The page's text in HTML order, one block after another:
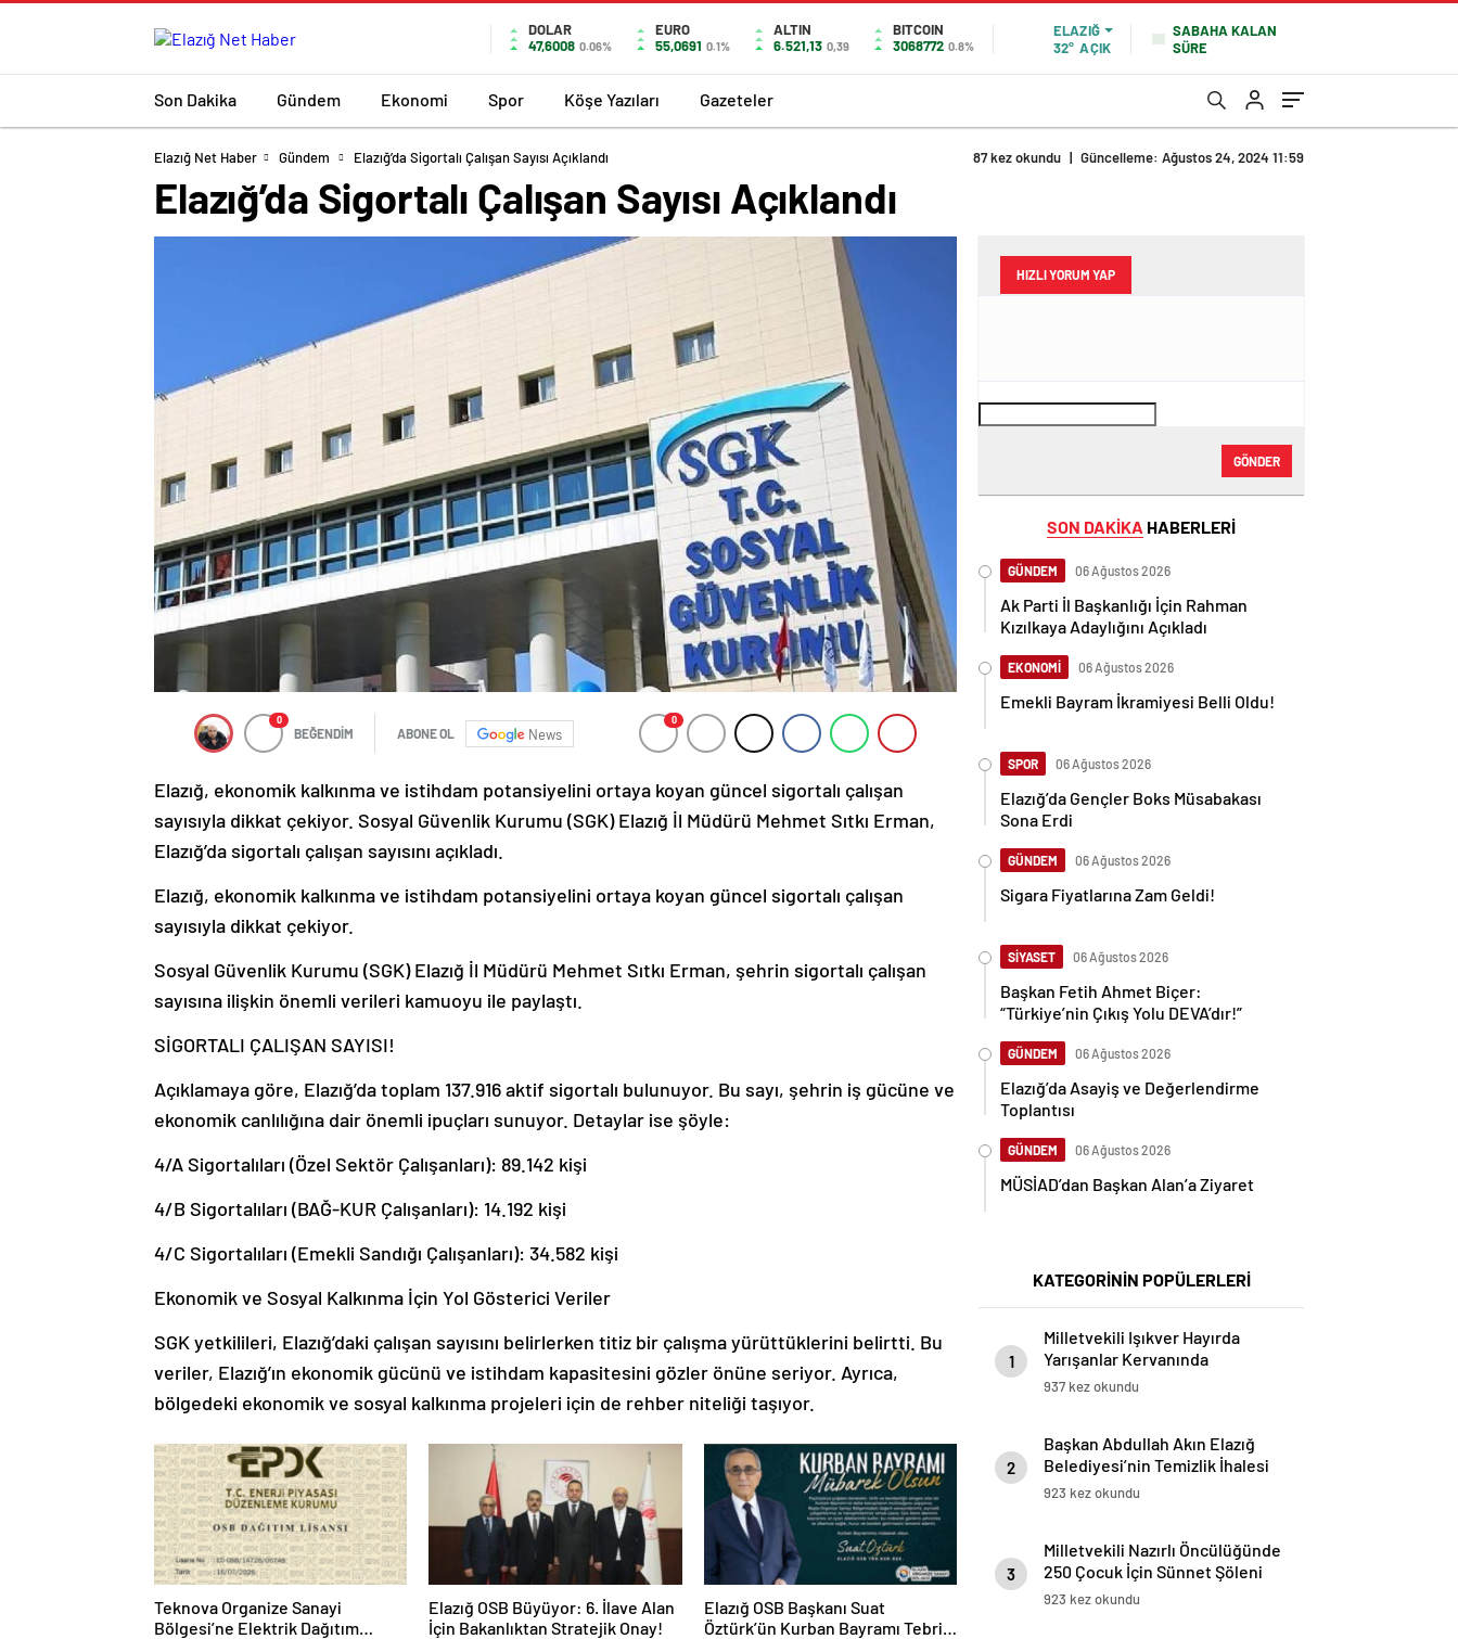
DOLAR
47,6008 0.06%
EURO
55,0691 0.1%
ALTIN
6.521,13 0,39
BITCOIN
3068772 0.8%
ELAZIĞ
32° AÇIK
SABAHA KALAN
SÜRE
Son Dakika Gündem Ekonomi Spor Köşe Yazıları Gazeteler
Elazığ Net Haber Gündem Elazığ’da Sigortalı Çalışan Sayısı Açıklandı 87 kez okundu | Güncelleme: Ağustos 24, 2024 11:59
Elazığ’da Sigortalı Çalışan Sayısı Açıklandı
0
BEĞENDİM ABONE OL News
0
Elazığ, ekonomik kalkınma ve istihdam potansiyelini ortaya koyan güncel sigortalı çalışan
sayısıyla dikkat çekiyor. Sosyal Güvenlik Kurumu (SGK) Elazığ İl Müdürü Mehmet Sıtkı Erman,
Elazığ’da sigortalı çalışan sayısını açıkladı.
Elazığ, ekonomik kalkınma ve istihdam potansiyelini ortaya koyan güncel sigortalı çalışan
sayısıyla dikkat çekiyor.
Sosyal Güvenlik Kurumu (SGK) Elazığ İl Müdürü Mehmet Sıtkı Erman, şehrin sigortalı çalışan
sayısına ilişkin önemli verileri kamuoyu ile paylaştı.
SİGORTALI ÇALIŞAN SAYISI!
Açıklamaya göre, Elazığ’da toplam 137.916 aktif sigortalı bulunuyor. Bu sayı, şehrin iş gücüne ve
ekonomik canlılığına dair önemli ipuçları sunuyor. Detaylar ise şöyle:
4/A Sigortalıları (Özel Sektör Çalışanları): 89.142 kişi
4/B Sigortalıları (BAĞ-KUR Çalışanları): 14.192 kişi
4/C Sigortalıları (Emekli Sandığı Çalışanları): 34.582 kişi
Ekonomik ve Sosyal Kalkınma İçin Yol Gösterici Veriler
SGK yetkilileri, Elazığ’daki çalışan sayısını belirlerken titiz bir çalışma yürüttüklerini belirtti. Bu
veriler, Elazığ’ın ekonomik gücünü ve istihdam kapasitesini gözler önüne seriyor. Ayrıca,
bölgedeki ekonomik ve sosyal kalkınma projeleri için de rehber niteliği taşıyor.
Teknova Organize Sanayi
Bölgesi’ne Elektrik Dağıtım
Elazığ OSB Büyüyor: 6. İlave Alan
İçin Bakanlıktan Stratejik Onay!
Elazığ OSB Başkanı Suat
Öztürk’ün Kurban Bayramı Tebrik
HIZLI YORUM YAP
GÖNDER
SON DAKİKA HABERLERİ
GÜNDEM 06 Ağustos 2026
Ak Parti İl Başkanlığı İçin Rahman
Kızılkaya Adaylığını Açıkladı
EKONOMİ 06 Ağustos 2026
Emekli Bayram İkramiyesi Belli Oldu!
SPOR 06 Ağustos 2026
Elazığ’da Gençler Boks Müsabakası
Sona Erdi
GÜNDEM 06 Ağustos 2026
Sigara Fiyatlarına Zam Geldi!
SİYASET 06 Ağustos 2026
Başkan Fetih Ahmet Biçer:
“Türkiye’nin Çıkış Yolu DEVA’dır!”
GÜNDEM 06 Ağustos 2026
Elazığ’da Asayiş ve Değerlendirme
Toplantısı
GÜNDEM 06 Ağustos 2026
MÜSİAD’dan Başkan Alan’a Ziyaret
KATEGORİNİN POPÜLERLERİ
1
Milletvekili Işıkver Hayırda
Yarışanlar Kervanında
937 kez okundu
2
Başkan Abdullah Akın Elazığ
Belediyesi’nin Temizlik İhalesi
Hakkında Suç Duyurusunda
923 kez okundu
3
Milletvekili Nazırlı Öncülüğünde
250 Çocuk İçin Sünnet Şöleni
Düzenlendi
923 kez okundu